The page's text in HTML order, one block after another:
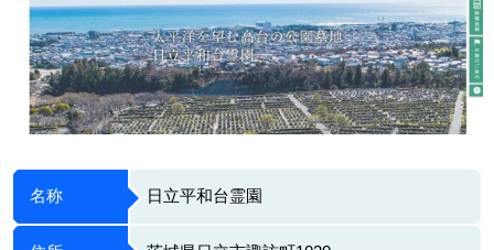
名称 日立平和台霊園